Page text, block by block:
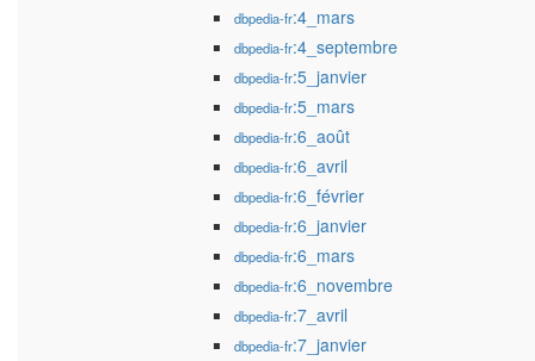
dbpedia-fr:4_mars
dbpedia-fr:4_septembre
dbpedia-fr:5_janvier
dbpedia-fr:5_mars
dbpedia-fr:6_août
dbpedia-fr:6_avril
dbpedia-fr:6_février
dbpedia-fr:6_janvier
dbpedia-fr:6_mars
dbpedia-fr:6_novembre
dbpedia-fr:7_avril
dbpedia-fr:7_janvier